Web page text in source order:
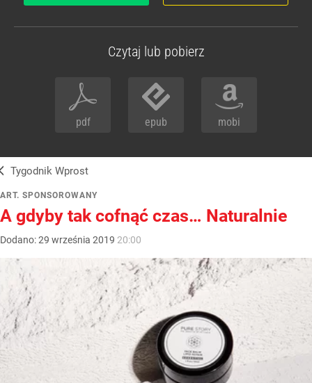
Czytaj lub pobierz
pdf epub mobi
Tygodnik Wprost
ART. SPONSOROWANY
A gdyby tak cofnąć czas… Naturalnie
Dodano:29 września 2019 20:00